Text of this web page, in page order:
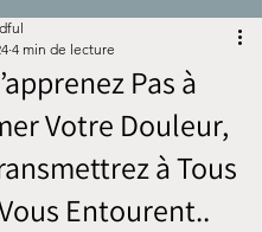
Pas à
Votre Douleur,
à Tous
Entourent..
4 min de lecture